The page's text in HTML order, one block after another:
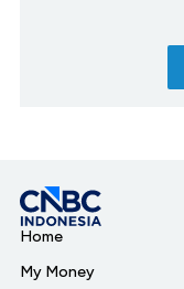
Home
My Money